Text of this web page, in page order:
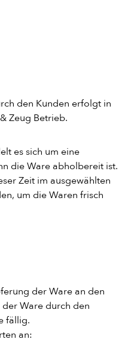
den Kunden erfolgt in
Zeug Betrieb.
es sich um eine
die Ware abholbereit ist.
Zeit im ausgewählten
um die Waren frisch
der Ware an den
Ware durch den
fällig.
an: